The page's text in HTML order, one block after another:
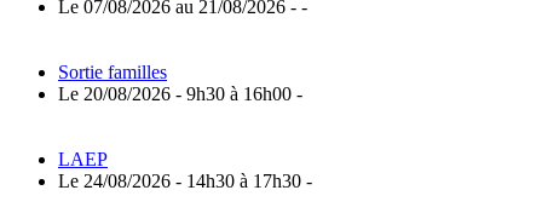
Le 07/08/2026 au 21/08/2026 - -
Sortie familles
Le 20/08/2026 - 9h30 à 16h00 -
LAEP
Le 24/08/2026 - 14h30 à 17h30 -